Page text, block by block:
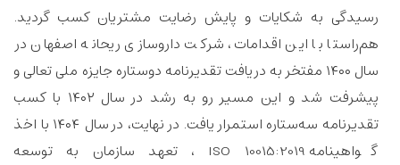
رسیدگی به شکایات و پایش رضایت مشتریان کسب گردید.
هم‌راستا با این اقدامات، شرکت داروسازی ریحانه اصفهان در
سال ۱۴۰۰ مفتخر به دریافت تقدیرنامه دوستاره جایزه ملی تعالی و
پیشرفت شد و این مسیر رو به رشد در سال ۱۴۰۲ با کسب
تقدیرنامه سه‌ستاره استمرار یافت. در نهایت، در سال ۱۴۰۴ با اخذ
گواهینامه ISO 10015:2019 ، تعهد سازمان به توسعه